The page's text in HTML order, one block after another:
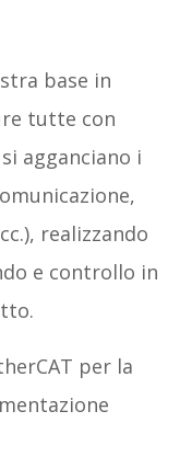
base in
tutte con
agganciano i
realizzando
e controllo in
per la